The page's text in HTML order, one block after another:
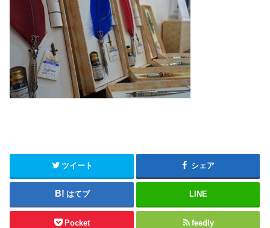
ツイート シェア
はてブ LINE
Pocket feedly